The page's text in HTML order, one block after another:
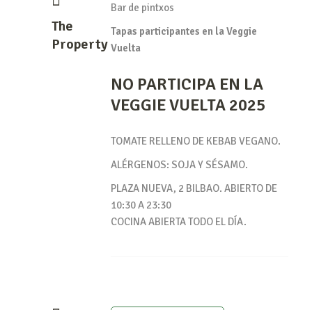
The
Property
Bar de pintxos
Tapas participantes en la Veggie
Vuelta
NO PARTICIPA EN LA
VEGGIE VUELTA 2025
TOMATE RELLENO DE KEBAB VEGANO.
ALÉRGENOS: SOJA Y SÉSAMO.
PLAZA NUEVA, 2 BILBAO. ABIERTO DE
10:30 A 23:30
COCINA ABIERTA TODO EL DÍA.